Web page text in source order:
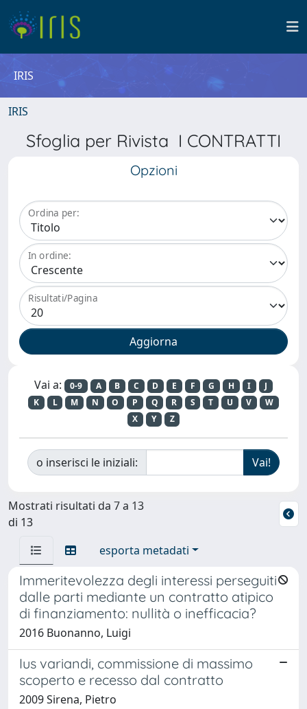
IRIS
IRIS
Sfoglia per Rivista I CONTRATTI
Opzioni
Ordina per:
In ordine:
Risultati/Pagina
Vai a: 0-9 A B C D E F G H I
J
K
L M N O P Q R S T U V
W
X
Y Z
o inserisci le iniziali:
Mostrati risultati da 7 a 13
di 13
esporta metadati
Immeritevolezza degli interessi perseguiti
dalle parti mediante un contratto atipico
di finanziamento: nullità o inefficacia?
2016 Buonanno, Luigi
Ius variandi, commissione di massimo
scoperto e recesso dal contratto
2009 Sirena, Pietro